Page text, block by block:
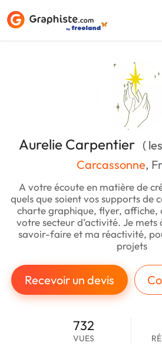
Aurelie Carpentier (
Carcassonne,
A votre écoute en matière de
quels que soient vos supports de
charte graphique, flyer, affiche,
votre secteur d’activité. Je
savoir-faire et ma réactivité,
projets
Recevoir un devis
732
VUES